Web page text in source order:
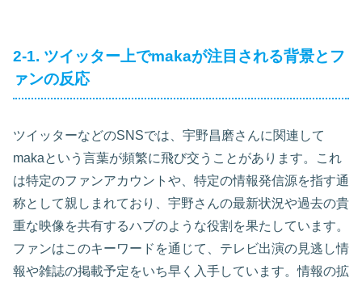
2-1. ツイッター上でmakaが注目される背景とフ
ァンの反応
ツイッターなどのSNSでは、宇野昌磨さんに関連して
makaという言葉が頻繁に飛び交うことがあります。これ
は特定のファンアカウントや、特定の情報発信源を指す通
称として親しまれており、宇野さんの最新状況や過去の貴
重な映像を共有するハブのような役割を果たしています。
ファンはこのキーワードを通じて、テレビ出演の見逃し情
報や雑誌の掲載予定をいち早く入手しています。情報の拡